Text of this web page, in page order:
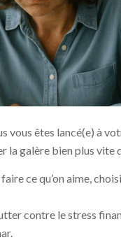
vous êtes lancé(e) à
la galère bien plus vite
ce qu’on aime,
contre le stress